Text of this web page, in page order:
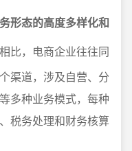
形态的高度多样化和
比，电商企业往往同
渠道，涉及自营、分
多种业务模式，每种
税务处理和财务核算